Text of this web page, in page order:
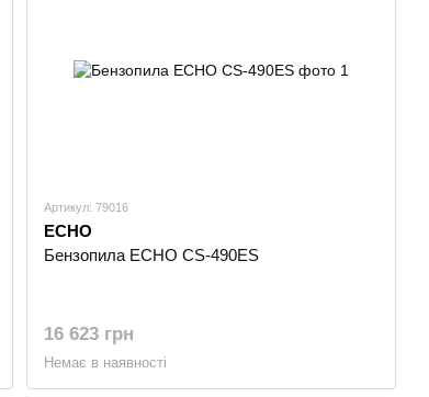
у використанні систему ручних інструментів.
техніки ECHO. Слід особливо відзначити
Артикул: 79016
ECHO
Бензопила ECHO CS-490ES
16 623 грн
Немає в наявності